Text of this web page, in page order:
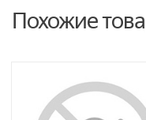
Похожие